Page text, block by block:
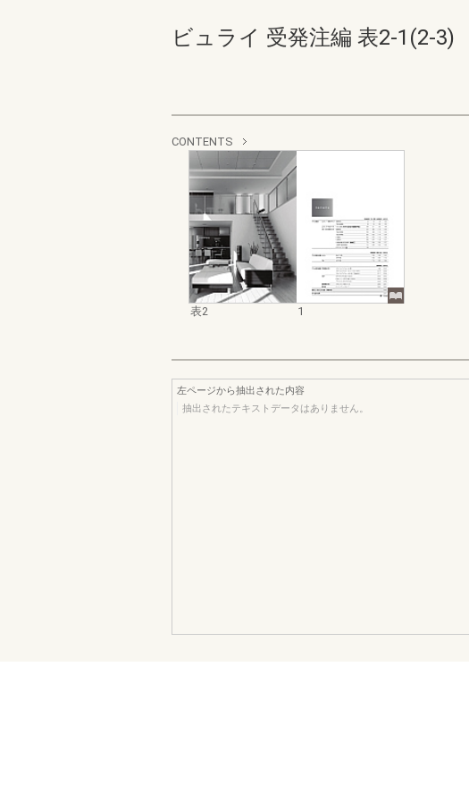
ビュライ 受発注編 表2-1(2-3)
CONTENTS
表2 1
左ページから抽出された内容
抽出されたテキストデータはありません。